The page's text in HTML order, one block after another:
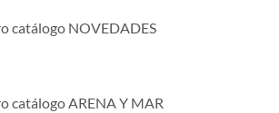
catálogo NOVEDADES
catálogo ARENA Y MAR